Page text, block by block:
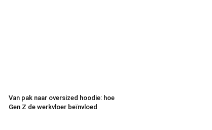
Van pak naar oversized hoodie: hoe
Gen Z de werkvloer beïnvloed